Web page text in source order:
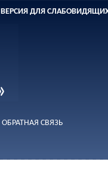
ВЕРСИЯ ДЛЯ
ОБРАТНАЯ СВЯЗЬ